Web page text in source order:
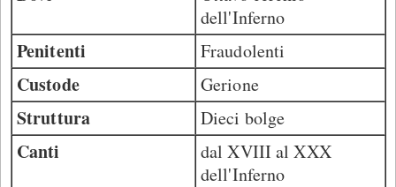
dell'Inferno
Penitenti Fraudolenti
Custode Gerione
Struttura Dieci bolge
Canti
dal XVIII al XXX
dell'Inferno